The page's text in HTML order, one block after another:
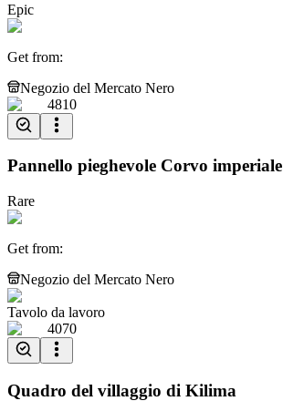
Epic
Get from:
Negozio del Mercato Nero
4810
Pannello pieghevole Corvo imperiale
Rare
Get from:
Negozio del Mercato Nero
Tavolo da lavoro
4070
Quadro del villaggio di Kilima